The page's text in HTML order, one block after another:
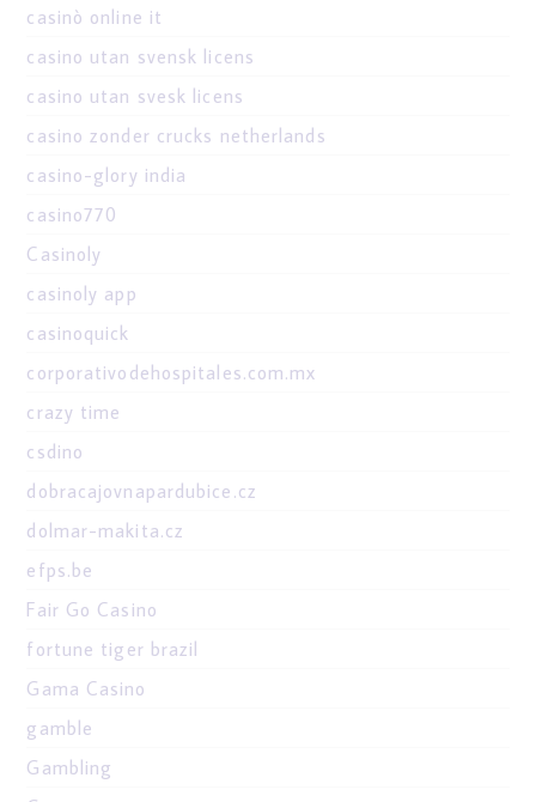
casinò online it
casino utan svensk licens
casino utan svesk licens
casino zonder crucks netherlands
casino-glory india
casino770
Casinoly
casinoly app
casinoquick
corporativodehospitales.com.mx
crazy time
csdino
dobracajovnapardubice.cz
dolmar-makita.cz
efps.be
Fair Go Casino
fortune tiger brazil
Gama Casino
gamble
Gambling